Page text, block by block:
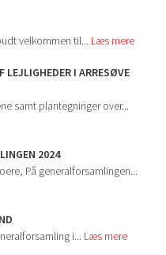
velkommen til... Læs mere
LEJLIGHEDER I ARRESØVE
samt plantegninger over...
2024
På generalforsamlingen...
i... Læs mere